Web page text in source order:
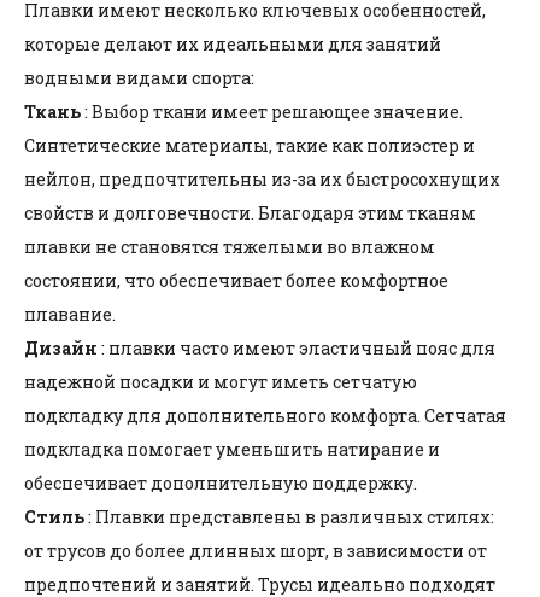
Плавки имеют несколько ключевых особенностей,
которые делают их идеальными для занятий
водными видами спорта:
Ткань: Выбор ткани имеет решающее значение.
Синтетические материалы, такие как полиэстер и
нейлон, предпочтительны из-за их быстросохнущих
свойств и долговечности. Благодаря этим тканям
плавки не становятся тяжелыми во влажном
состоянии, что обеспечивает более комфортное
плавание.
Дизайн : плавки часто имеют эластичный пояс для
надежной посадки и могут иметь сетчатую
подкладку для дополнительного комфорта. Сетчатая
подкладка помогает уменьшить натирание и
обеспечивает дополнительную поддержку.
Стиль: Плавки представлены в различных стилях:
от трусов до более длинных шорт, в зависимости от
предпочтений и занятий. Трусы идеально подходят